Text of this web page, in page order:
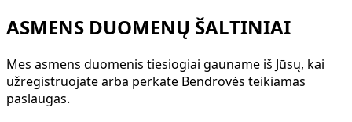
ASMENS DUOMENŲ ŠALTINIAI
Mes asmens duomenis tiesiogiai gauname iš Jūsų, kai
užregistruojate arba perkate Bendrovės teikiamas
paslaugas.